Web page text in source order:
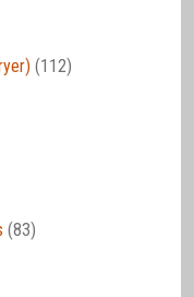
(112)
(83)